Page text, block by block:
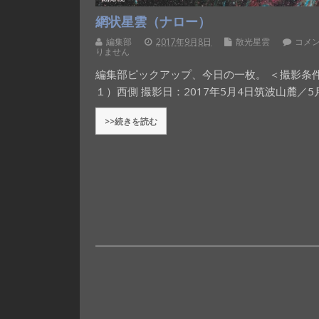
網状星雲（ナロー）
編集部 2017年9月8日 散光星雲
コメ
りません
編集部ピックアップ、今日の一枚。 ＜撮影条
１）西側 撮影日：2017年5月4日筑波山麓／5
>>続きを読む